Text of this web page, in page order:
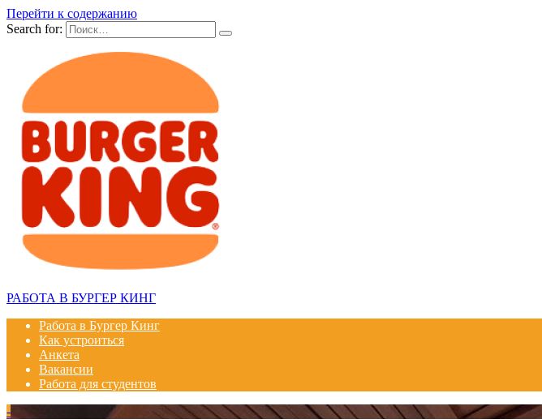
Перейти к содержанию
Search for:
РАБОТА В БУРГЕР КИНГ
Работа в Бургер Кинг
Как устроиться
Анкета
Вакансии
Работа для студентов
-